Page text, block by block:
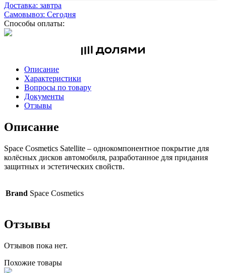
Доставка: завтра
Самовывоз: Сегодня
Способы оплаты:
Описание
Характеристики
Вопросы по товару
Документы
Отзывы
Описание
Space Cosmetics Satellite – однокомпонентное покрытие для
колёсных дисков автомобиля, разработанное для придания
защитных и эстетических свойств.
Brand Space Cosmetics
Отзывы
Отзывов пока нет.
Похожие товары